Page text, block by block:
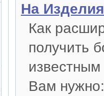
На
Как
получить
Вам